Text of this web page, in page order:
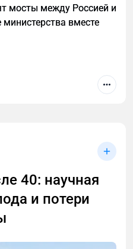
мосты между Россией и
вместе
40: научная
и потери